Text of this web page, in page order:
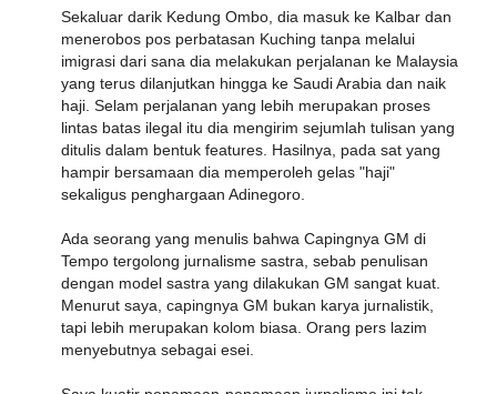
Sekaluar darik Kedung Ombo, dia masuk ke Kalbar dan
menerobos pos perbatasan Kuching tanpa melalui
imigrasi dari sana dia melakukan perjalanan ke Malaysia
yang terus dilanjutkan hingga ke Saudi Arabia dan naik
haji. Selam perjalanan yang lebih merupakan proses
lintas batas ilegal itu dia mengirim sejumlah tulisan yang
ditulis dalam bentuk features. Hasilnya, pada sat yang
hampir bersamaan dia memperoleh gelas "haji"
sekaligus penghargaan Adinegoro.
Ada seorang yang menulis bahwa Capingnya GM di
Tempo tergolong jurnalisme sastra, sebab penulisan
dengan model sastra yang dilakukan GM sangat kuat.
Menurut saya, capingnya GM bukan karya jurnalistik,
tapi lebih merupakan kolom biasa. Orang pers lazim
menyebutnya sebagai esei.